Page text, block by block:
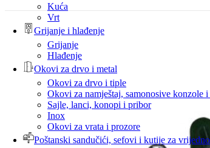
Kuća
Vrt
Grijanje i hlađenje
Grijanje
Hlađenje
Okovi za drvo i metal
Okovi za drvo i tiple
Okovi za namještaj, samonosive konzole
Sajle, lanci, konopi i pribor
Inox
Okovi za vrata i prozore
Poštanski sandučići, sefovi i kutije za